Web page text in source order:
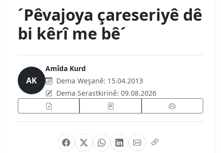
´Pêvajoya çareseriyê dê
bi kêrî me bê´
AK
Amîda Kurd
Dema Weşanê: 15.04.2013
Dema Serastkirinê: 09.08.2026